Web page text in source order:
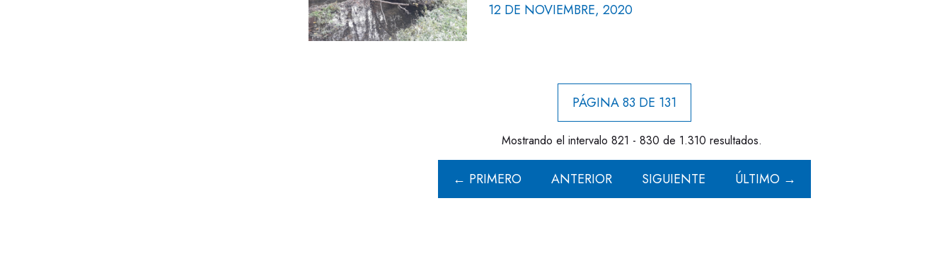
12 DE NOVIEMBRE, 2020
PÁGINA 83 DE 131
Mostrando el intervalo 821 - 830 de 1.310 resultados.
← PRIMERO ANTERIOR SIGUIENTE ÚLTIMO →